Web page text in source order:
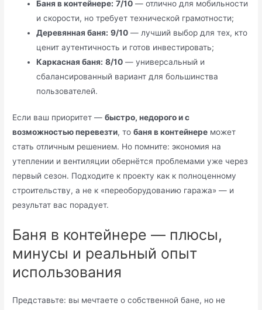
Баня в контейнере: 7/10 — отлично для мобильности
и скорости, но требует технической грамотности;
Деревянная баня: 9/10 — лучший выбор для тех, кто
ценит аутентичность и готов инвестировать;
Каркасная баня: 8/10 — универсальный и
сбалансированный вариант для большинства
пользователей.
Если ваш приоритет —быстро, недорого и с
возможностью перевезти, тобаня в контейнере может
стать отличным решением. Но помните: экономия на
утеплении и вентиляции обернётся проблемами уже через
первый сезон. Подходите к проекту как к полноценному
строительству, а не к «переоборудованию гаража» — и
результат вас порадует.
Баня в контейнере — плюсы,
минусы и реальный опыт
использования
Представьте: вы мечтаете о собственной бане, но не